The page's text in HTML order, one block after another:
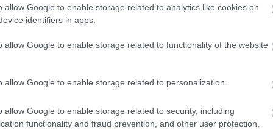
allow Google to enable storage related to analytics like cookies on
identifiers in apps.
allow Google to enable storage related to functionality of the website
allow Google to enable storage related to personalization.
allow Google to enable storage related to security, including
functionality and fraud prevention, and other user protection.
színházról. Egybeszerkesztette őket és a
abban a sorrendben, és azokkal a
Előjáték Lear királyhoz - szatíra, Marsall -
(ma pesti Magyar Színház) volt, 1921
már ismert színész
ha úgy tetszik "fenelánya"Gál Franciska.
kilenc év múlva már a Vígszínházban
szerint most először vállalkozik arra